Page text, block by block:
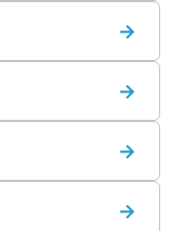
→
→
→
→